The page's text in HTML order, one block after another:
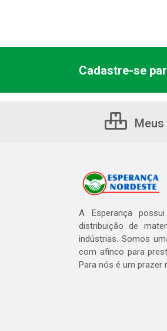
Cadastre-se
A Esperança
distribuição de
indústrias. Somos
com afinco para
Para nós é um prazer